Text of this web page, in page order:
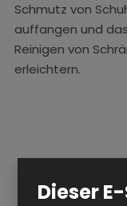
Dieser
Schmutz von
auffangen und das
Reinigen von
erleichtern.